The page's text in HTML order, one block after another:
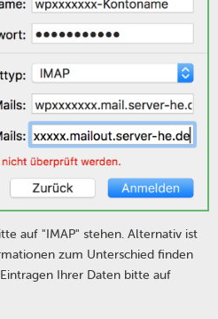
auf "IMAP" stehen. Alternativ ist
zum Unterschied finden
Ihrer Daten bitte auf